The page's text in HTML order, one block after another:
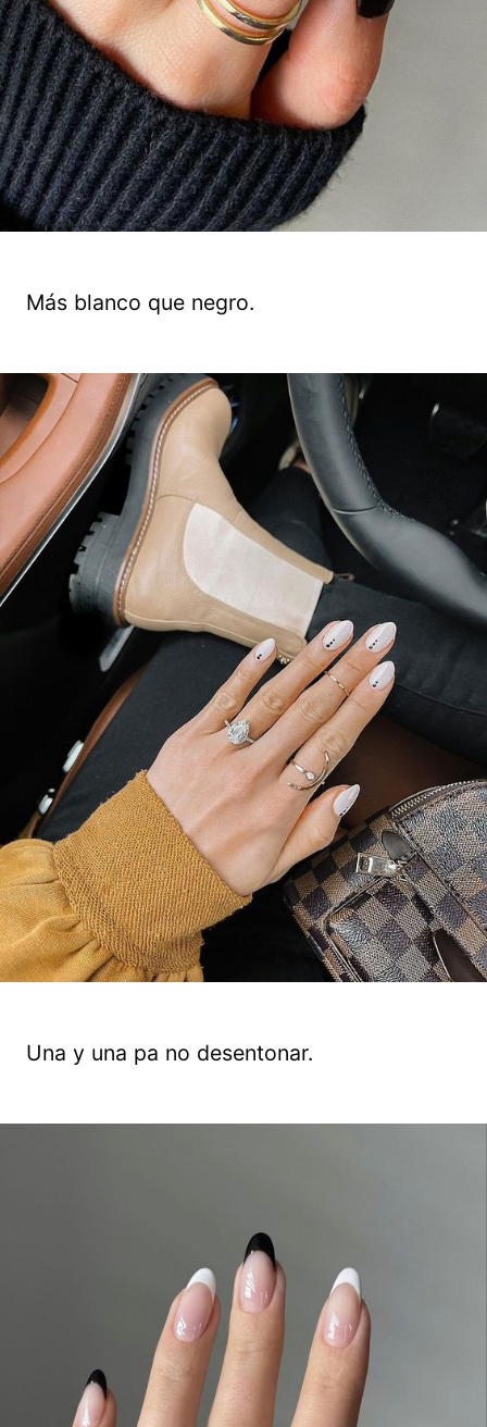
Más blanco que negro.
Una y una pa no desentonar.